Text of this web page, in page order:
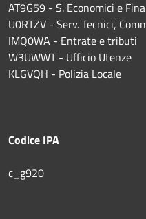
AT9G59 - S. Economici e
U0RTZV - Serv. Tecnici,
IMQ0WA - Entrate e tributi
W3UWWT - Ufficio Utenze
KLGVQH - Polizia Locale
Codice IPA
c_g920